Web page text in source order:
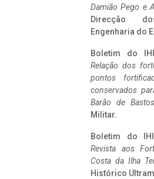
Damião Pego e
Direcção
Engenharia do
Boletim do
Relação dos
pontos
conservados
Barão de Bastos
Militar.
Boletim do
Revista aos
Costa da Ilha
Histórico